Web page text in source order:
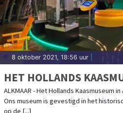
8 oktober 2021, 18:56 uur
HET HOLLANDS
ALKMAAR - Het Hollands Kaasmuseum
Ons museum is gevestigd in het
op de [...]